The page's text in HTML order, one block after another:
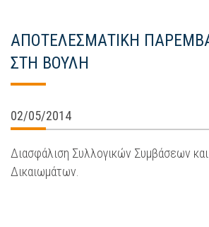
ΑΠΟΤΕΛΕΣΜΑΤΙΚΗ
ΣΤΗ ΒΟΥΛΗ
02/05/2014
Διασφάλιση Συλλογικών Συμβάσεων
Δικαιωμάτων.